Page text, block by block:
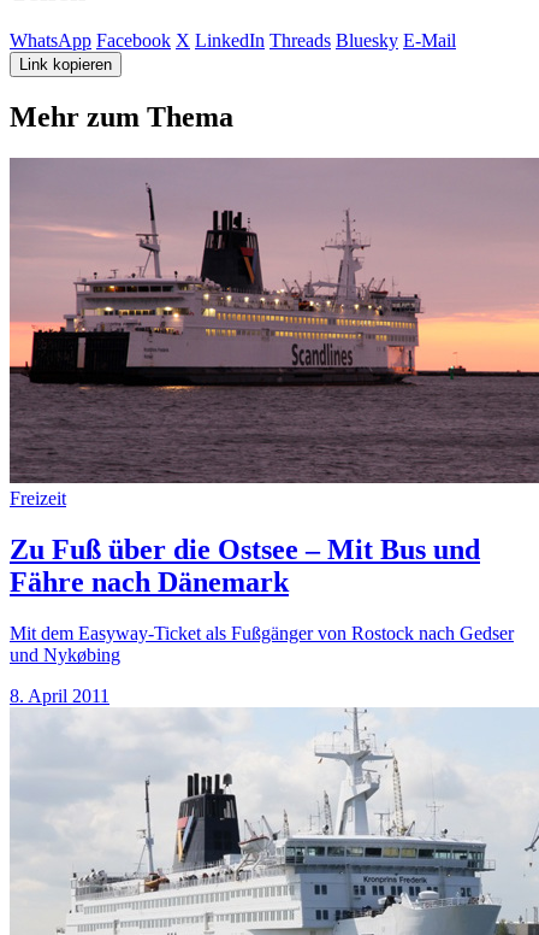
WhatsApp Facebook X LinkedIn Threads Bluesky E-Mail
Link kopieren
Mehr zum Thema
Freizeit
Zu Fuß über die Ostsee – Mit Bus und
Fähre nach Dänemark
Mit dem Easyway-Ticket als Fußgänger von Rostock nach Gedser
und Nykøbing
8. April 2011